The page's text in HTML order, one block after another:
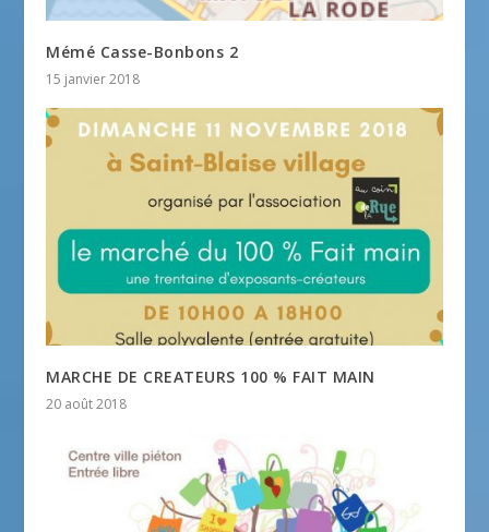
Mémé Casse-Bonbons 2
15 janvier 2018
MARCHE DE CREATEURS 100 % FAIT MAIN
20 août 2018